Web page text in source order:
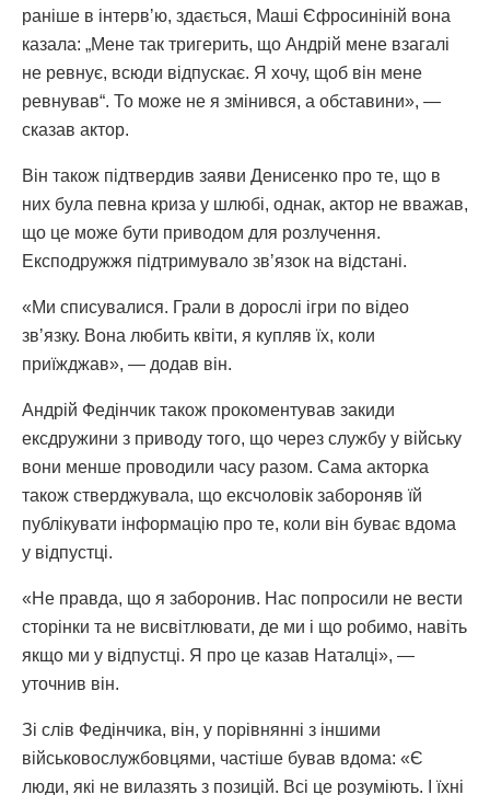
раніше в інтервʼю, здається, Маші Єфросиніній вона
казала: „Мене так тригерить, що Андрій мене взагалі
не ревнує, всюди відпускає. Я хочу, щоб він мене
ревнував“. То може не я змінився, а обставини», —
сказав актор.
Він також підтвердив заяви Денисенко про те, що в
них була певна криза у шлюбі, однак, актор не вважав,
що це може бути приводом для розлучення.
Експодружжя підтримувало звʼязок на відстані.
«Ми списувалися. Грали в дорослі ігри по відео
звʼязку. Вона любить квіти, я купляв їх, коли
приїжджав», — додав він.
Андрій Федінчик також прокоментував закиди
ексдружини з приводу того, що через службу у війську
вони менше проводили часу разом. Сама акторка
також стверджувала, що ексчоловік забороняв їй
публікувати інформацію про те, коли він буває вдома
у відпустці.
«Не правда, що я заборонив. Нас попросили не вести
сторінки та не висвітлювати, де ми і що робимо, навіть
якщо ми у відпустці. Я про це казав Наталці», —
уточнив він.
Зі слів Федінчика, він, у порівнянні з іншими
військовослужбовцями, частіше бував вдома: «Є
люди, які не вилазять з позицій. Всі це розуміють. І їхні